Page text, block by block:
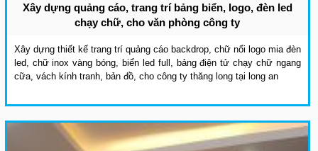
Xây dựng quảng cáo, trang trí bảng biển, logo, đèn led
chạy chữ, cho văn phòng công ty
Xây dựng thiết kế trang trí quảng cáo backdrop, chữ nổi logo mia đèn
led, chữ inox vàng bóng, biển led full, bảng điện tử chạy chữ ngang
cữa, vách kính tranh, bản đồ, cho công ty thăng long tại long an